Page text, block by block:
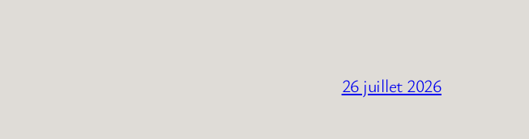
26 juillet 2026